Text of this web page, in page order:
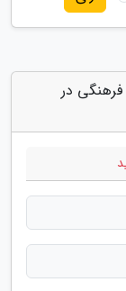
تاریخی فرهنگی در